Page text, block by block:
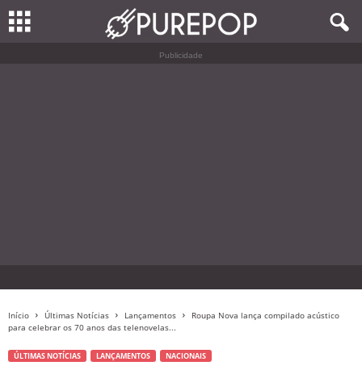
Publicidade
Início Últimas Notícias Lançamentos
Roupa Nova lança compilado acústico
para celebrar os 70 anos das telenovelas...
ÚLTIMAS NOTÍCIAS LANÇAMENTOS NACIONAIS